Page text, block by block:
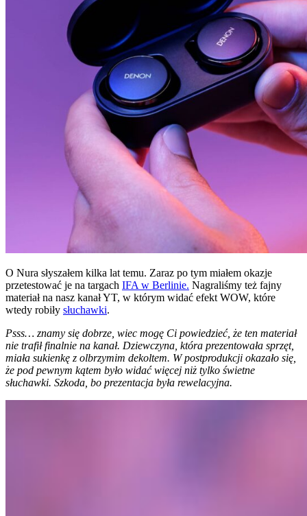
O Nura słyszałem kilka lat temu. Zaraz po tym miałem okazje
przetestować je na targach IFA w Berlinie. Nagraliśmy też fajny
materiał na nasz kanał YT, w którym widać efekt WOW, które
wtedy robiły słuchawki.
Psss… znamy się dobrze, wiec mogę Ci powiedzieć, że ten materiał
nie trafił finalnie na kanał. Dziewczyna, która prezentowała sprzęt,
miała sukienkę z olbrzymim dekoltem. W postprodukcji okazało się,
że pod pewnym kątem było widać więcej niż tylko świetne
słuchawki. Szkoda, bo prezentacja była rewelacyjna.